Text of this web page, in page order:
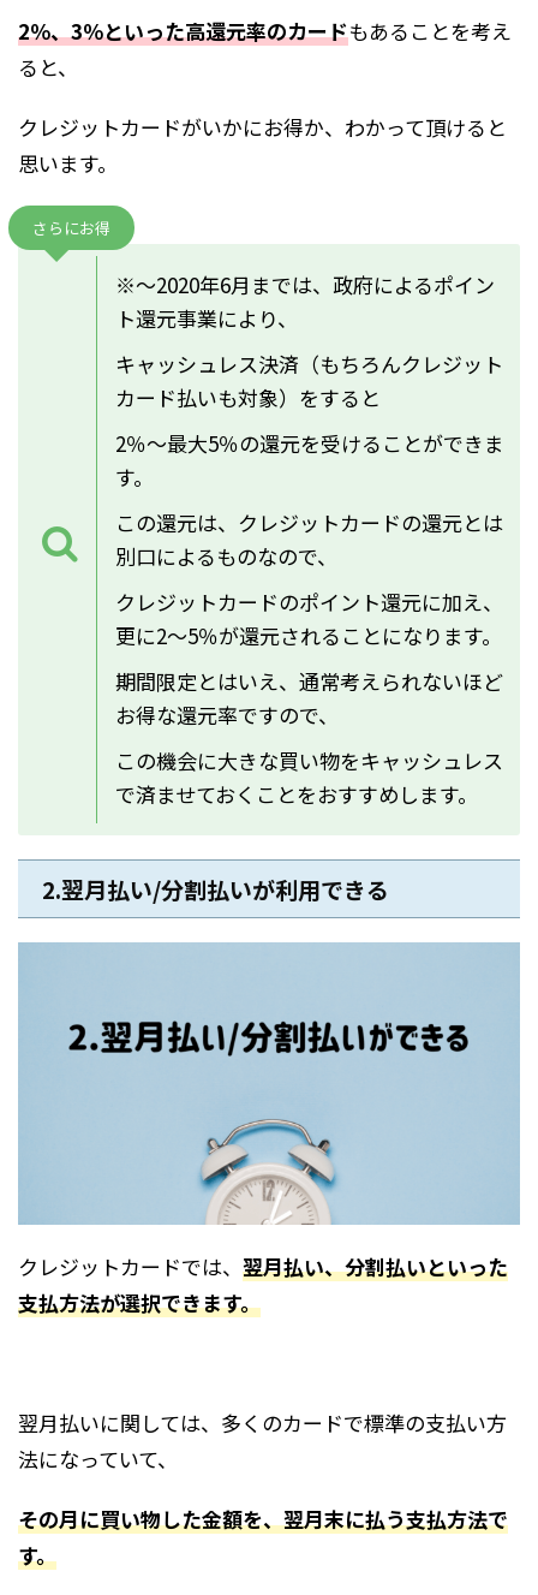
2％、3％といった高還元率のカードもあることを考え
ると、
クレジットカードがいかにお得か、わかって頂けると
思います。
さらにお得
※～2020年6月までは、政府によるポイン
ト還元事業により、
キャッシュレス決済（もちろんクレジット
カード払いも対象）をすると
2％～最大5％の還元を受けることができま
す。
この還元は、クレジットカードの還元とは
別口によるものなので、
クレジットカードのポイント還元に加え、
更に2～5％が還元されることになります。
期間限定とはいえ、通常考えられないほど
お得な還元率ですので、
この機会に大きな買い物をキャッシュレス
で済ませておくことをおすすめします。
2.翌月払い/分割払いが利用できる
クレジットカードでは、 翌月払い、分割払いといった
支払方法が選択できます。
翌月払いに関しては、多くのカードで標準の支払い方
法になっていて、
その月に買い物した金額を、翌月末に払う支払方法で
す。